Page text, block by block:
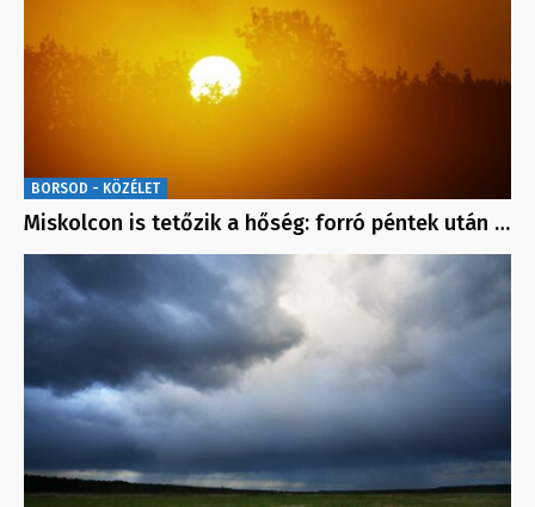
BORSOD - KÖZÉLET
Miskolcon is tetőzik a hőség: forró péntek után …